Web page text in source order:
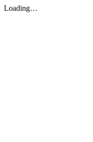
Loading…